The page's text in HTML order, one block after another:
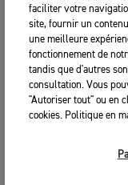
faciliter votre
site, fournir un
une meilleure
fonctionnement de
tandis que d'autres
consultation. Vous
"Autoriser tout" ou en
cookies. Politique en